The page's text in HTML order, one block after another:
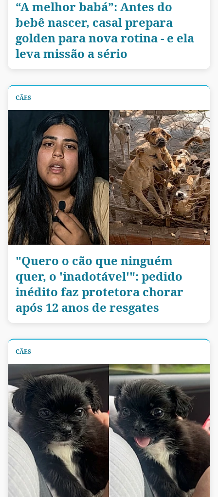
“A melhor babá”: Antes do
bebê nascer, casal prepara
golden para nova rotina - e ela
leva missão a sério
CÃES
"Quero o cão que ninguém
quer, o 'inadotável'": pedido
inédito faz protetora chorar
após 12 anos de resgates
CÃES